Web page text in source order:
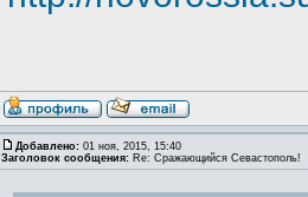
Добавлено: 01 ноя, 2015, 15:40
Заголовок сообщения: Re: Сражающийся Севастополь!